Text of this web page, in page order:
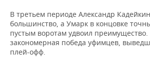
В третьем периоде Александр
большинство, а Умарк в концовке
пустым воротам удвоил
закономерная победа уфимцев,
плей-офф.